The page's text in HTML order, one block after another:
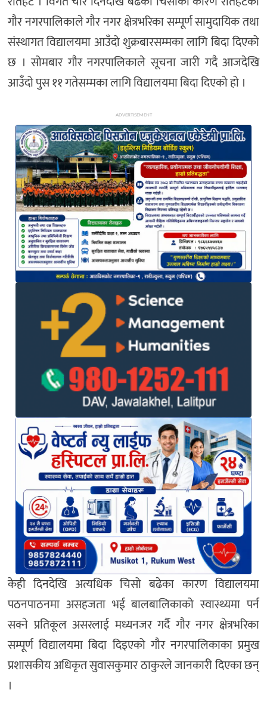
गौर नगरपालिकाले गौर नगर क्षेत्रभरिका सम्पूर्ण सामुदायिक तथा
संस्थागत विद्यालयमा आउँदो शुक्रबारसम्मका लागि बिदा दिएको
छ । सोमबार गौर नगरपालिकाले सूचना जारी गदै आजदेखि
आउँदो पुस ११ गतेसम्मका लागि विद्यालयमा बिदा दिएको हो ।
ADVERTISEMENT
केही दिनदेखि अत्यधिक चिसो बढेका कारण विद्यालयमा
पठनपाठनमा असहजता भई बालबालिकाको स्वास्थ्यमा पर्न
सक्ने प्रतिकूल असरलाई मध्यनजर गर्दै गौर नगर क्षेत्रभरिका
सम्पूर्ण विद्यालयमा बिदा दिइएको गौर नगरपालिकाका प्रमुख
प्रशासकीय अधिकृत सुवासकुमार ठाकुरले जानकारी दिएका छन्
।